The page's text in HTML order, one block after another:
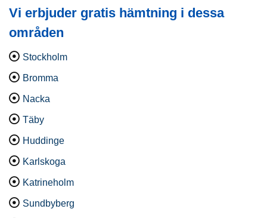
Vi erbjuder gratis hämtning i dessa
områden
Stockholm
Bromma
Nacka
Täby
Huddinge
Karlskoga
Katrineholm
Sundbyberg